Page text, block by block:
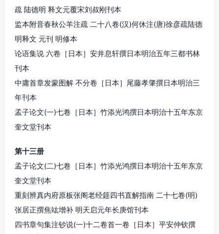
疏 陆德明 释文元覆宋刘叔刚刊本
监本附音春秋公羊注疏 二十八卷(汉)何休注(唐)徐彦疏陆德
明释文 元刊 明修本
论语集说 六卷［日本］安井息轩撰日本明治五年三都书林
刊本
中庸首章发蒙图解 不分卷［日本］尾藤孝肇撰日本明治三
年刊本
孟子论文(一)七卷［日本］竹添光鸿撰日本明治十五年东京
奎文堂刊本
第十三册
孟子论文(二)七卷［日本］竹添光鸿撰日本明治十五年东京
奎文堂刊本
重刻辨真内府原板张阁老经筵四书直解指南 二十七卷(明)
张居正撰焦竑增补 明天启元年长庚馆刊本
四书章句集注钞说(一)十二卷首一卷［日本］平安仲钦撰